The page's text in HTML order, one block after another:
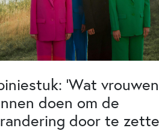
‘Wat
doen om de
door te